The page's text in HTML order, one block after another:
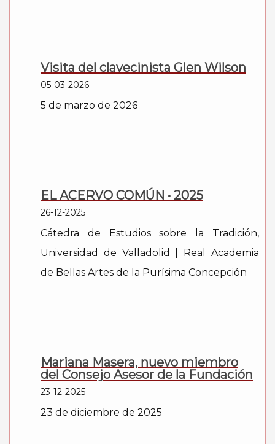
Visita del clavecinista Glen Wilson
05-03-2026
5 de marzo de 2026
EL ACERVO COMÚN • 2025
26-12-2025
Cátedra de Estudios sobre la Tradición,
Universidad de Valladolid | Real Academia
de Bellas Artes de la Purísima Concepción
Mariana Masera, nuevo miembro
del Consejo Asesor de la Fundación
23-12-2025
23 de diciembre de 2025